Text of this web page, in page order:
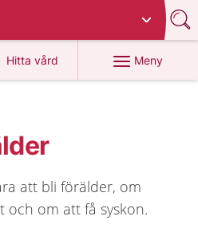
Hitta vård
på 1177.se
Meny
att bli förälder, om
om att få syskon.